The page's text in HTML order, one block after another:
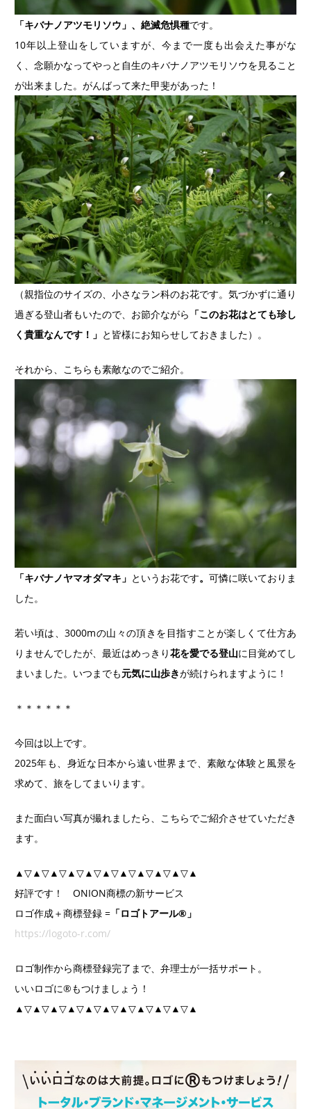
「キバナノアツモリソウ」、絶滅危惧種です。
10年以上登山をしていますが、今まで一度も出会えた事がな
く、念願かなってやっと自生のキバナノアツモリソウを見ること
が出来ました。がんばって来た甲斐があった！
（親指位のサイズの、小さなラン科のお花です。気づかずに通り
過ぎる登山者もいたので、お節介ながら 「このお花はとても珍し
く貴重なんです！」 と皆様にお知らせしておきました）。
それから、こちらも素敵なのでご紹介。
「キバナノヤマオダマキ」 というお花です。 可憐に咲いておりま
した。
若い頃は、3000mの山々の頂きを目指すことが楽しくて仕方あ
りませんでしたが、最近はめっきり花を愛でる登山に目覚めてし
まいました。いつまでも元気に山歩きが続けられますように！
＊＊＊＊＊＊
今回は以上です。
2025年も、身近な日本から遠い世界まで、素敵な体験と風景を
求めて、旅をしてまいります。
また面白い写真が撮れましたら、こちらでご紹介させていただき
ます。
▲▽▲▽▲▽▲▽▲▽▲▽▲▽▲▽▲▽▲▽▲
好評です！ ONION商標の新サービス
ロゴ作成＋商標登録 = 「ロゴトアール®」
https://logoto-r.com/
ロゴ制作から商標登録完了まで、弁理士が一括サポート。
いいロゴに®もつけましょう！
▲▽▲▽▲▽▲▽▲▽▲▽▲▽▲▽▲▽▲▽▲